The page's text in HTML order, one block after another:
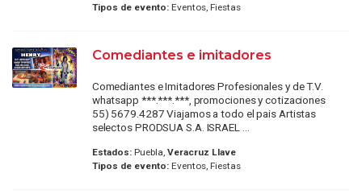
Tipos de evento:Eventos, Fiestas
Comediantes e imitadores
Comediantes e Imitadores Profesionales y de T.V.
whatsapp ***.***.***, promociones y cotizaciones
55) 5679.4287 Viajamos a todo el pais Artistas
selectos PRODSUA S.A. ISRAEL ...
Estados:Puebla, Veracruz Llave
Tipos de evento:Eventos, Fiestas